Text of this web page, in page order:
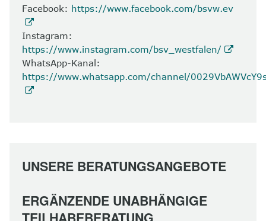
Facebook: https://www.facebook.com/bsvw.ev
Instagram:
https://www.instagram.com/bsv_westfalen/
WhatsApp-Kanal:
https://www.whatsapp.com/channel/
UNSERE BERATUNGSANGEBOTE
ERGÄNZENDE UNABHÄNGIGE